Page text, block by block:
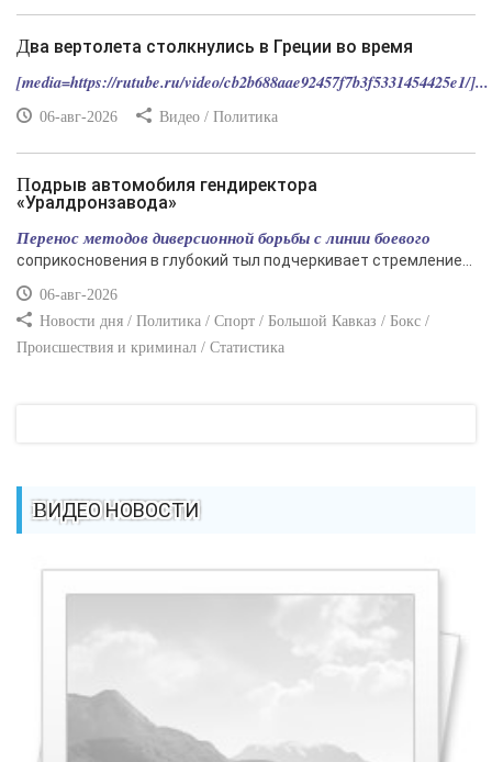
Два вертолета столкнулись в Греции во время
[media=https://rutube.ru/video/cb2b688aae92457f7b3f5331454425e1/]...
06-авг-2026 Видео / Политика
Подрыв автомобиля гендиректора
«Уралдронзавода»
Перенос методов диверсионной борьбы с линии боевого
соприкосновения в глубокий тыл подчеркивает стремление...
06-авг-2026
Новости дня / Политика / Спорт / Большой Кавказ / Бокс /
Происшествия и криминал / Статистика
ВИДЕО НОВОСТИ